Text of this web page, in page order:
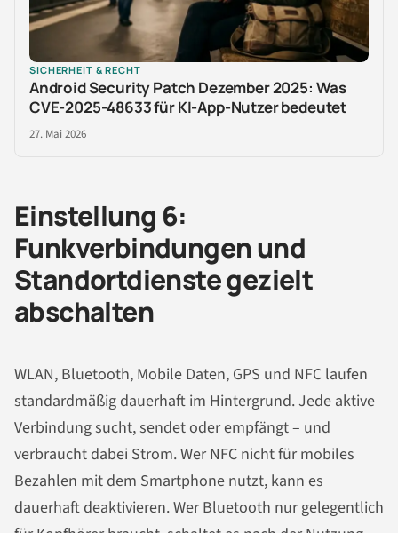
SICHERHEIT & RECHT
Android Security Patch Dezember 2025: Was
CVE-2025-48633 für KI-App-Nutzer bedeutet
27. Mai 2026
Einstellung 6:
Funkverbindungen und
Standortdienste gezielt
abschalten
WLAN, Bluetooth, Mobile Daten, GPS und NFC laufen
standardmäßig dauerhaft im Hintergrund. Jede aktive
Verbindung sucht, sendet oder empfängt – und
verbraucht dabei Strom. Wer NFC nicht für mobiles
Bezahlen mit dem Smartphone nutzt, kann es
dauerhaft deaktivieren. Wer Bluetooth nur gelegentlich